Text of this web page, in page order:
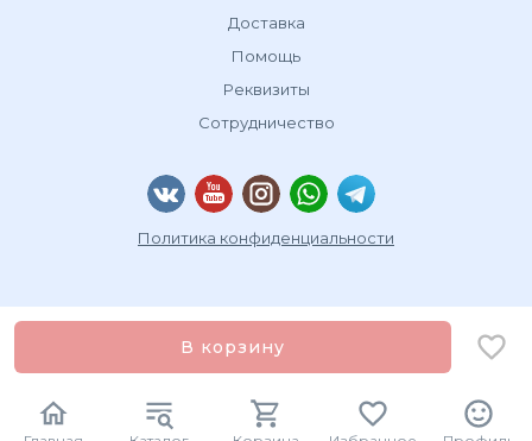
В корзину
Доставка
Помощь
Реквизиты
Сотрудничество
Политика конфиденциальности